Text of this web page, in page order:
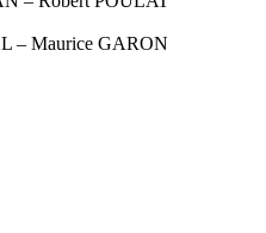
– Maurice GARON